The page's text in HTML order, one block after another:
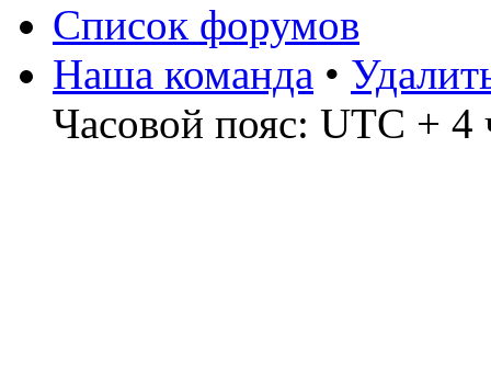
Список форумов
Наша команда •
Часовой пояс: UTC + 4